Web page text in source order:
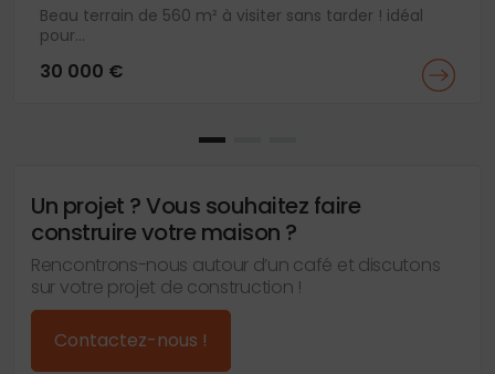
Beau terrain de 560 m² à visiter sans tarder ! idéal
pour...
30 000 €
Un projet ? Vous souhaitez faire
construire votre maison ?
Rencontrons-nous autour d’un café et discutons
sur votre projet de construction !
Contactez-nous !